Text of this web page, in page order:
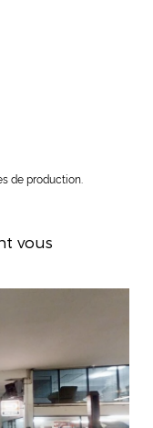
de production.
vous